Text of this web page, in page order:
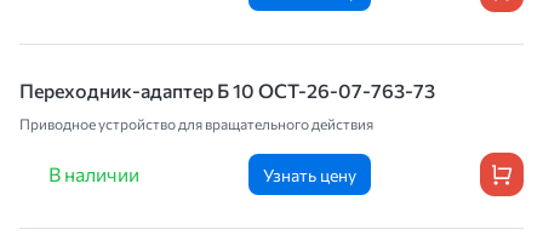
Переходник-адаптер Б 10 ОСТ-26-07-763-73
Приводное устройство для вращательного действия
В наличии Узнать цену